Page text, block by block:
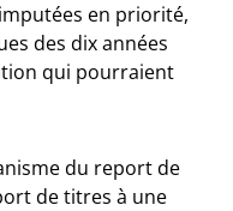
en priorité,
des dix années
qui pourraient
du report de
de titres à une